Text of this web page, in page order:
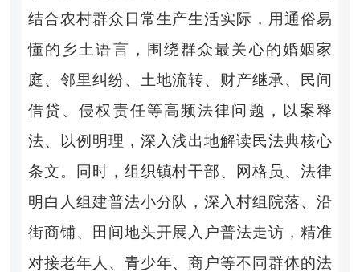
结合农村群众日常生产生活实际，用通俗易
懂的乡土语言，围绕群众最关心的婚姻家
庭、邻里纠纷、土地流转、财产继承、民间
借贷、侵权责任等高频法律问题，以案释
法、以例明理，深入浅出地解读民法典核心
条文。同时，组织镇村干部、网格员、法律
明白人组建普法小分队，深入村组院落、沿
街商铺、田间地头开展入户普法走访，精准
对接老年人、青少年、商户等不同群体的法